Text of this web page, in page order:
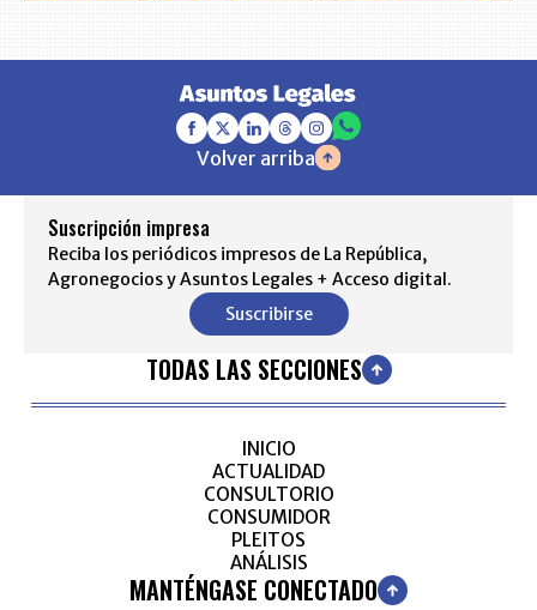
Volver arriba
Suscripción impresa
Reciba los periódicos impresos de La República,
Agronegocios y Asuntos Legales + Acceso digital.
Suscribirse
TODAS LAS SECCIONES
INICIO
ACTUALIDAD
CONSULTORIO
CONSUMIDOR
PLEITOS
ANÁLISIS
MANTÉNGASE CONECTADO